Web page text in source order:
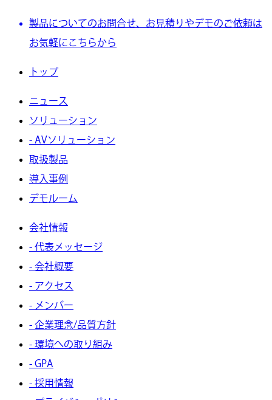
製品についてのお問合せ、お見積りやデモのご依頼は
お気軽にこちらから
トップ
ニュース
ソリューション
- AVソリューション
取扱製品
導入事例
デモルーム
会社情報
- 代表メッセージ
- 会社概要
- アクセス
- メンバー
- 企業理念/品質方針
- 環境への取り組み
- GPA
- 採用情報